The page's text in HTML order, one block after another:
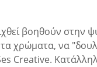
βοηθούν στην
τα χρώματα, να